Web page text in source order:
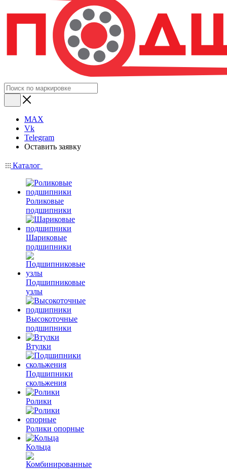
MAX
Vk
Telegram
Оставить заявку
Каталог
Роликовые
подшипники
Шариковые
подшипники
Подшипниковые
узлы
Высокоточные
подшипники
Втулки
Подшипники
скольжения
Ролики
Ролики опорные
Кольца